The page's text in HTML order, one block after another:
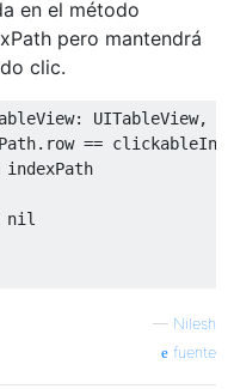
en el método
pero mantendrá
clic.
: UITableView,
. row ==
indexPath
nil
— Nilesh
fuente